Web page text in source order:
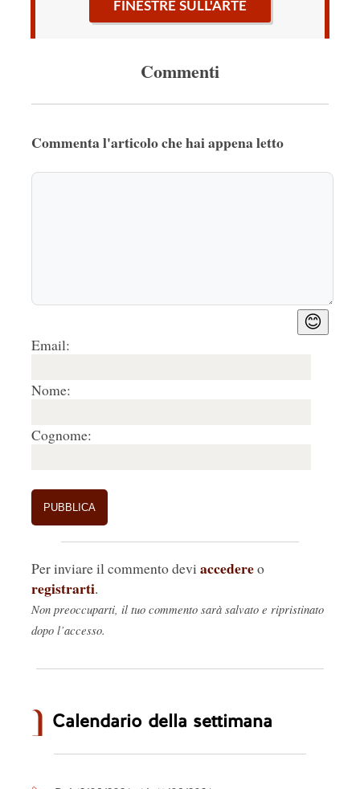
FINESTRE SULL'ARTE
Commenti
Commenta l'articolo che hai appena letto
😊
Email:
Nome:
Cognome:
Per inviare il commento devi accedereo
registrarti.
Non preoccuparti, il tuo commento sarà salvato e ripristinato
dopo l’accesso.
Calendario della settimana